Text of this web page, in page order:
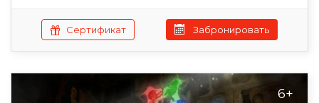
Сертификат Забронировать
6+